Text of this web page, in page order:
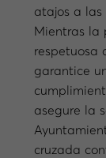
atajos a las
Mientras la
respetuosa
garantice
asegure la
cruzada